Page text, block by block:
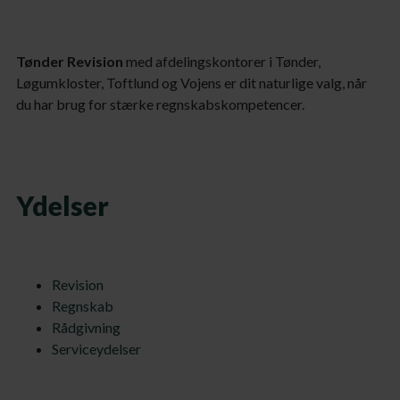
Tønder Revision med afdelingskontorer i Tønder,
Løgumkloster, Toftlund og Vojens er dit naturlige valg, når
du har brug for stærke regnskabskompetencer.
Ydelser
Revision
Regnskab
Rådgivning
Serviceydelser